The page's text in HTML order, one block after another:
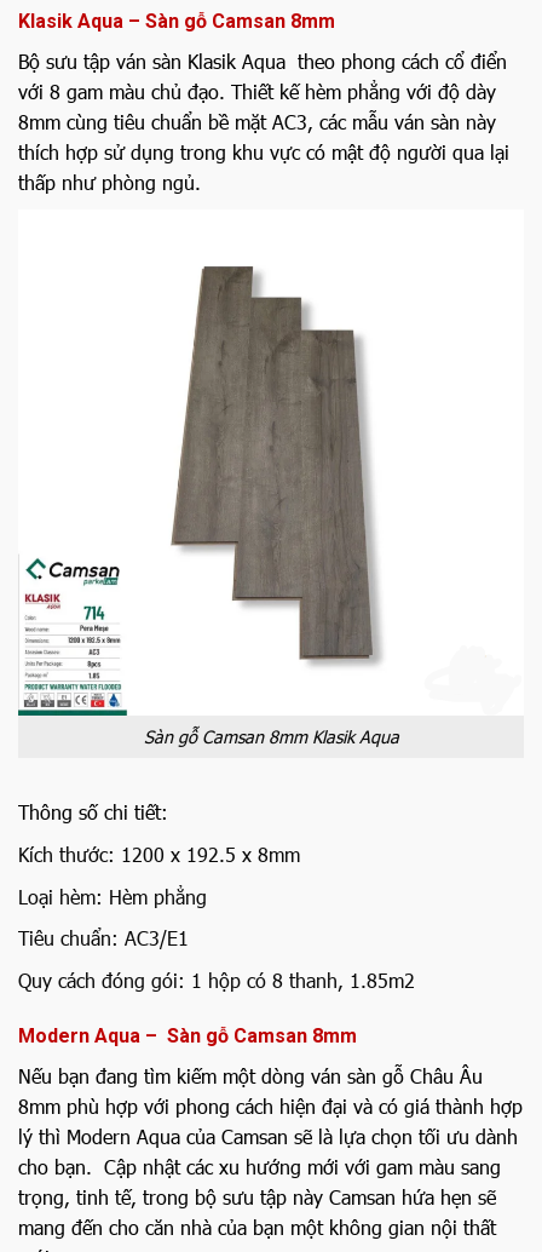
Klasik Aqua – Sàn gỗ Camsan 8mm
Bộ sưu tập ván sàn Klasik Aqua theo phong cách cổ điển
với 8 gam màu chủ đạo. Thiết kế hèm phẳng với độ dày
8mm cùng tiêu chuẩn bề mặt AC3, các mẫu ván sàn này
thích hợp sử dụng trong khu vực có mật độ người qua lại
thấp như phòng ngủ.
Sàn gỗ Camsan 8mm Klasik Aqua
Thông số chi tiết:
Kích thước: 1200 x 192.5 x 8mm
Loại hèm: Hèm phẳng
Tiêu chuẩn: AC3/E1
Quy cách đóng gói: 1 hộp có 8 thanh, 1.85m2
Modern Aqua – Sàn gỗ Camsan 8mm
Nếu bạn đang tìm kiếm một dòng ván sàn gỗ Châu Âu
8mm phù hợp với phong cách hiện đại và có giá thành hợp
lý thì Modern Aqua của Camsan sẽ là lựa chọn tối ưu dành
cho bạn. Cập nhật các xu hướng mới với gam màu sang
trọng, tinh tế, trong bộ sưu tập này Camsan hứa hẹn sẽ
mang đến cho căn nhà của bạn một không gian nội thất